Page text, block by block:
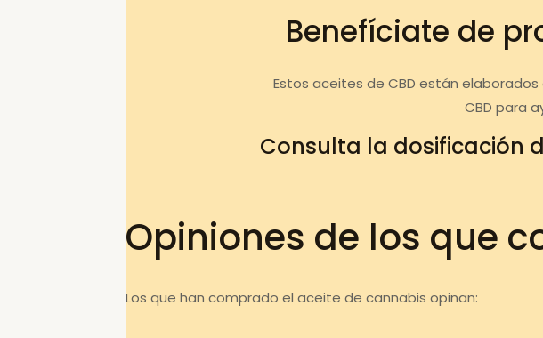
Benefíciate de
Estos aceites de CBD están
CBD para
Consulta la dosificación
Opiniones de los que
Los que han comprado el aceite de cannabis opinan: